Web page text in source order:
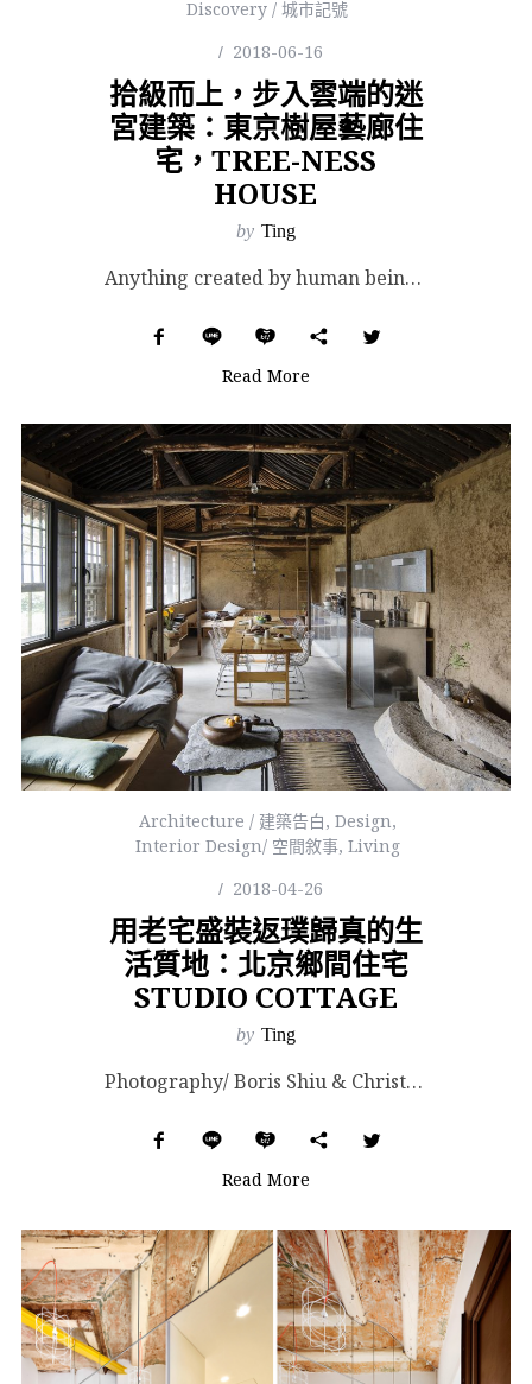
Discovery / 城市記號
2018-06-16
拾級而上，步入雲端的迷
宮建築：東京樹屋藝廊住
宅，TREE-NESS
HOUSE
by Ting
Anything created by human beings is already in the...
Read More
Architecture / 建築告白, Design,
Interior Design/ 空間敘事, Living
2018-04-26
用老宅盛裝返璞歸真的生
活質地：北京鄉間住宅
STUDIO COTTAGE
by Ting
Photography/ Boris Shiu & Christian Taeubert. ...
Read More